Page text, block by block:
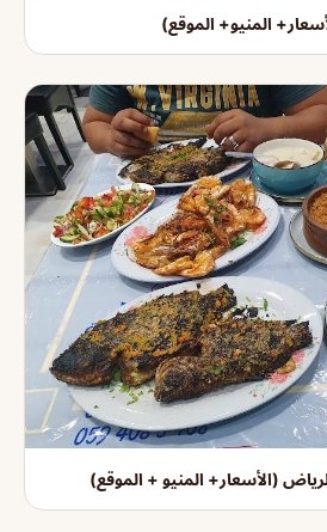
المنيو+ الموقع)
(الأسعار+ المنيو + الموقع)